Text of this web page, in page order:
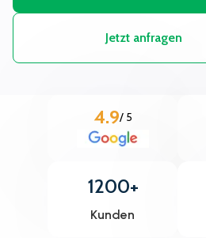
Jetzt anfragen
4.9/ 5
1200+
Kunden